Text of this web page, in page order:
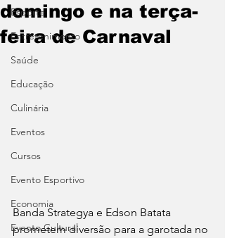
Esporte
Entretenimento
Saúde
Educação
Culinária
Eventos
Cursos
Evento Esportivo
Economia
Evento Cultural
domingo e na terça-
feira de Carnaval
Banda Strategya e Edson Batata
prometem diversão para a garotada no